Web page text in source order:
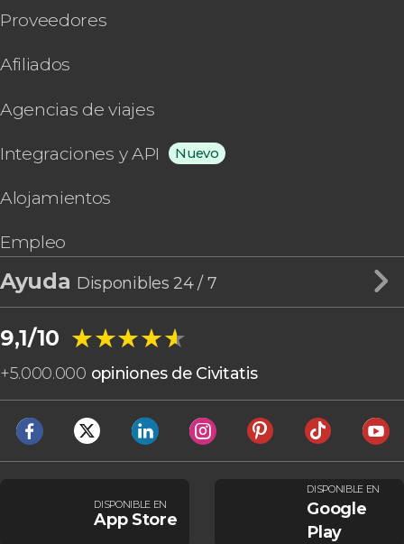
Proveedores
Afiliados
Agencias de viajes
Integraciones y API Nuevo
Alojamientos
Empleo
Ayuda Disponibles 24 / 7
9,1/10 ★★★★★
★★★★★
+5.000.000 opiniones de Civitatis
DISPONIBLE EN
App Store
DISPONIBLE EN
Google
Play